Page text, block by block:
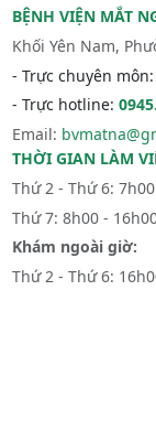
BỆNH VIỆN MẮT
Khối Yên Nam,
- Trực chuyên môn:
- Trực hotline:
Email:
THỜI GIAN LÀM
Thứ 2 - Thứ 6:
Thứ 7: 8h00 -
Khám ngoài giờ:
Thứ 2 - Thứ 6: